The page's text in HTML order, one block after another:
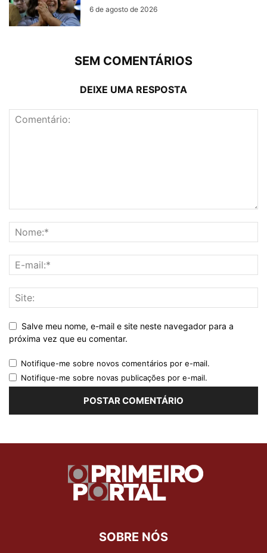
6 de agosto de 2026
SEM COMENTÁRIOS
DEIXE UMA RESPOSTA
Salve meu nome, e-mail e site neste navegador para a
próxima vez que eu comentar.
Notifique-me sobre novos comentários por e-mail.
Notifique-me sobre novas publicações por e-mail.
SOBRE NÓS